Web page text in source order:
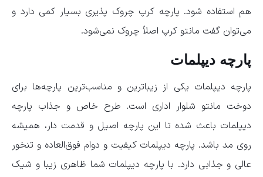
هم استفاده شود. پارچه کرپ چروک پذیری بسیار کمی دارد و
می‌توان گفت مانتو کرپ اصلاً چروک نمی‌شود.
پارچه دیپلمات
پارچه دیپلمات یکی از زیباترین و مناسب‌ترین پارچه‌ها برای
دوخت مانتو شلوار اداری است. طرح خاص و جذاب پارچه
دیپلمات باعث شده تا این پارچه اصیل و قدمت دار، همیشه
روی مد باشد. پارچه دیپلمات کیفیت و دوام فوق‌العاده و تنخور
عالی و جذابی دارد. با پارچه دیپلمات شما ظاهری زیبا و شیک